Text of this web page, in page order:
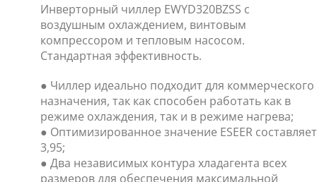
Инверторный чиллер EWYD320BZSS с
воздушным охлаждением, винтовым
компрессором и тепловым насосом.
Стандартная эффективность.
● Чиллер идеально подходит для коммерческого
назначения, так как способен работать как в
режиме охлаждения, так и в режиме нагрева;
● Оптимизированное значение ESEER составляет
3,95;
● Два независимых контура хладагента всех
размеров для обеспечения максимальной